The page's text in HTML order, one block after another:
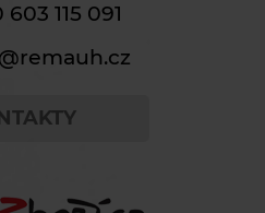
115 091